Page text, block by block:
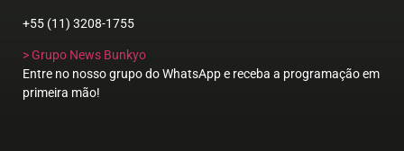
+55 (11) 3208-1755
> Grupo News Bunkyo
Entre no nosso grupo do WhatsApp e receba a programação em
primeira mão!